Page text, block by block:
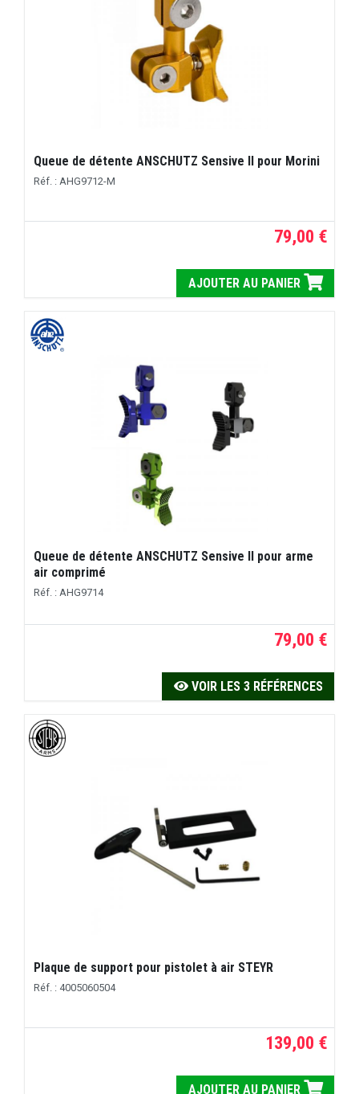
Queue de détente ANSCHUTZ Sensive II pour Morini
Réf. : AHG9712-M
79,00 €
AJOUTER AU PANIER
Queue de détente ANSCHUTZ Sensive II pour arme
air comprimé
Réf. : AHG9714
79,00 €
VOIR LES 3 RÉFÉRENCES
Plaque de support pour pistolet à air STEYR
Réf. : 4005060504
139,00 €
AJOUTER AU PANIER